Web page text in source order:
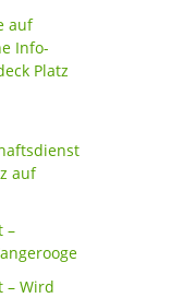
auf
Info-
Platz
auf
–
– Wird